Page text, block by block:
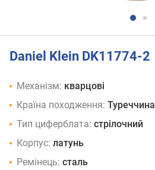
Daniel Klein DK11774-2
Механізм: кварцові
Країна походження: Туреччина
Тип циферблата: стрілочний
Корпус: латунь
Ремінець: сталь